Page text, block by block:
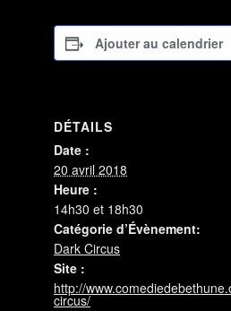
Ajouter au calendrier
DÉTAILS
Date :
20 avril 2018
Heure :
14h30 et 18h30
Catégorie d’Évènement:
Dark Circus
Site :
http://
circus/